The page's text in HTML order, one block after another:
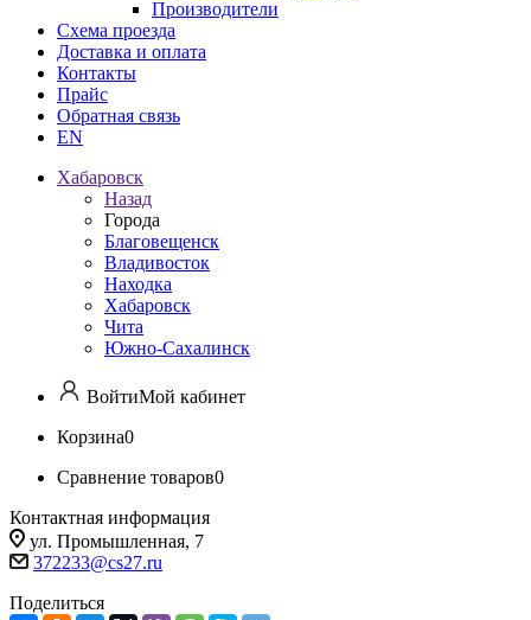
Производители
Схема проезда
Доставка и оплата
Контакты
Прайс
Обратная связь
EN
Хабаровск
Назад
Города
Благовещенск
Владивосток
Находка
Хабаровск
Чита
Южно-Сахалинск
ВойтиМой кабинет
Корзина0
Сравнение товаров0
Контактная информация
ул. Промышленная, 7
372233@cs27.ru
Поделиться